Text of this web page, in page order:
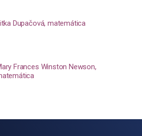
Dupačová, matemática
Frances Winston Newson,